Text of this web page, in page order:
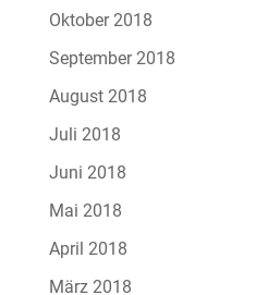
Oktober 2018
September 2018
August 2018
Juli 2018
Juni 2018
Mai 2018
April 2018
März 2018